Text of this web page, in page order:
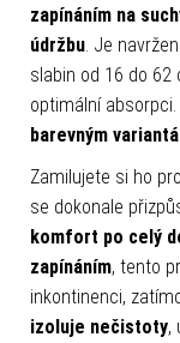
zapínáním na
údržbu . Je
slabin od 16 do 62
optimální
barevným
Zamilujete si ho
se dokonale
komfort po celý
zapínáním, tento
inkontinenci,
izoluje nečistoty,